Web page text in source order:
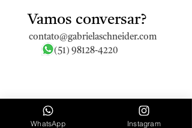
Vamos conversar?
contato@gabrielaschneider.com
(51) 98128-4220
WhatsApp Instagram